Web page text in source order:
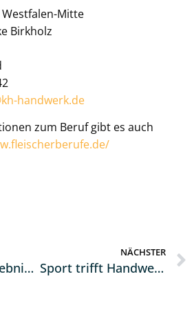
Mitte
Birkholz
handwerk.de
zum Beruf gibt es auch
Konjunkturergebnisse Frühjahr 2024 + Sonderumfrage Betriebsstandorte im Handwerk
NÄCHSTER
Sport trifft Handwerk – Dein Ausbildungsplatz im Handwerk